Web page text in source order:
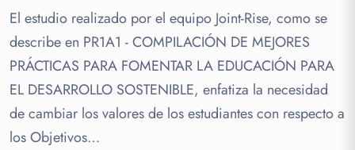
El estudio realizado por el equipo Joint-Rise, como se
describe en PR1A1 - COMPILACIÓN DE MEJORES
PRÁCTICAS PARA FOMENTAR LA EDUCACIÓN PARA
EL DESARROLLO SOSTENIBLE, enfatiza la necesidad
de cambiar los valores de los estudiantes con respecto a
los Objetivos…